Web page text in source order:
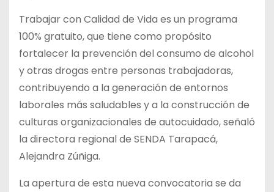
Trabajar con Calidad de Vida es un programa
100% gratuito, que tiene como propósito
fortalecer la prevención del consumo de alcohol
y otras drogas entre personas trabajadoras,
contribuyendo a la generación de entornos
laborales más saludables y a la construcción de
culturas organizacionales de autocuidado, señaló
la directora regional de SENDA Tarapacá,
Alejandra Zúñiga.
La apertura de esta nueva convocatoria se da